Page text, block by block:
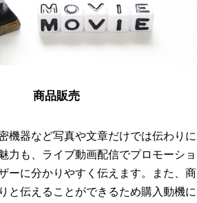
商品販売
機器など写真や文章だけでは伝わりに
力も、ライブ動画配信でプロモーショ
ーに分かりやすく伝えます。また、商
と伝えることができるため購入動機に